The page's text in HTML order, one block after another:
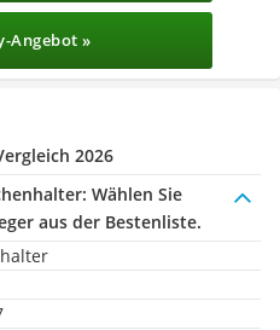
Angebot »
2026
Wählen Sie
aus der Bestenliste.